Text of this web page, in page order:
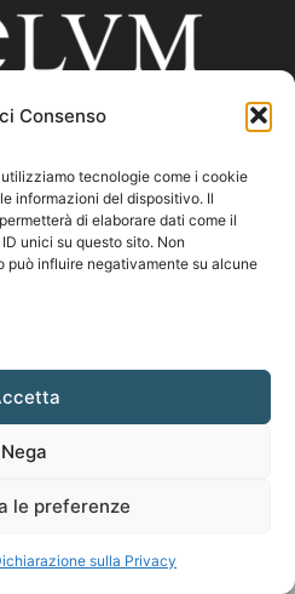
Consenso
tecnologie come i cookie
informazioni del dispositivo. Il
di elaborare dati come il
unici su questo sito. Non
può influire negativamente su alcune
Nega
le preferenze
sulla Privacy
SIAMO